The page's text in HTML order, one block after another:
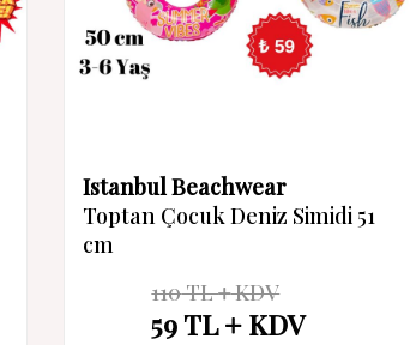
Istanbul Beachwear
Toptan Çocuk Deniz Simidi 51
cm
110TL KDV
59TL KDV